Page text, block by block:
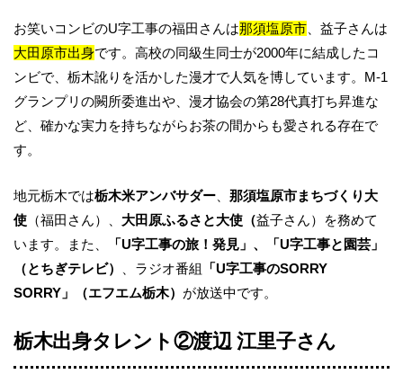
お笑いコンビのU字工事の福田さんは那須塩原市、益子さんは
大田原市出身です。高校の同級生同士が2000年に結成したコ
ンビで、栃木訛りを活かした漫才で人気を博しています。M-1
グランプリの闕所委進出や、漫才協会の第28代真打ち昇進な
ど、確かな実力を持ちながらお茶の間からも愛される存在で
す。
地元栃木では栃木米アンバサダー、 那須塩原市まちづくり大
使 （福田さん）、 大田原ふるさと大使（益子さん）を務めて
います。また、
「U字工事の旅！発見」、「U字工事と園芸」
（とちぎテレビ）
、ラジオ番組
「U字工事のSORRY
SORRY」（エフエム栃木） が放送中です。
栃木出身タレント②渡辺 江里子さん